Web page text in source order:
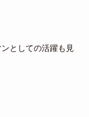
としての活躍も見